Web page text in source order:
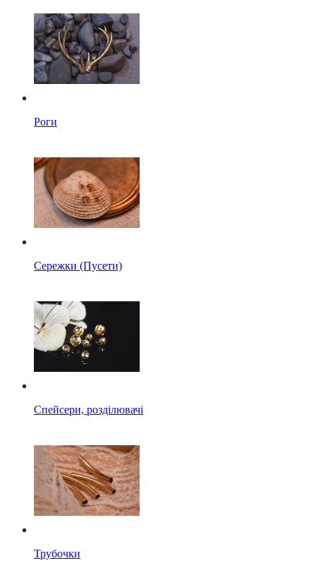
Роги
Сережки (Пусети)
Спейсери, розділювачі
Трубочки